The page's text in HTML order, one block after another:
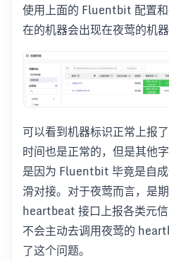
使用上面的 Fluentbit 配置
在的机器会出现在夜莺的机
可以看到机器标识正常上报
时间也是正常的，但是其他
是因为 Fluentbit 毕竟是自
滑对接。对于夜莺而言，是
heartbeat 接口上报各类元
不会主动去调用夜莺的
了这个问题。